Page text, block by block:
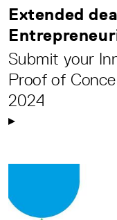
Extended
Submit your
Proof of
2024